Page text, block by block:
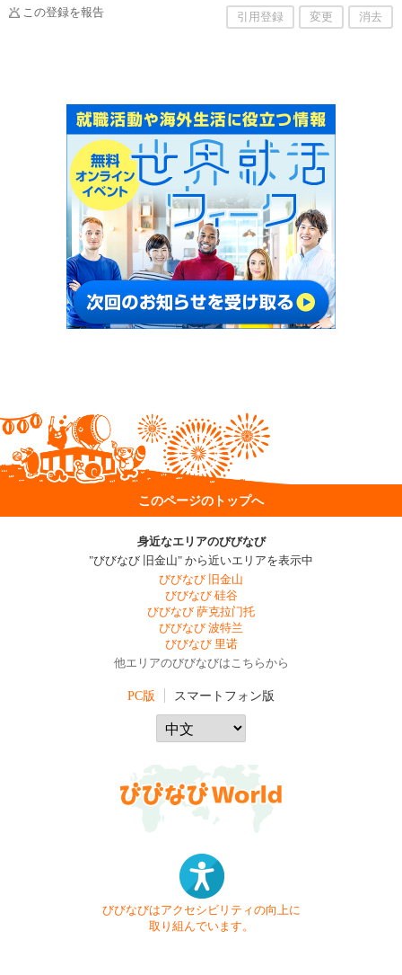
この登録を報告 引用登録 変更 消去
このページのトップへ
身近なエリアのびびなび
"びびなび 旧金山" から近いエリアを表示中
びびなび 旧金山
びびなび 硅谷
びびなび 萨克拉门托
びびなび 波特兰
びびなび 里诺
他エリアのびびなびはこちらから
PC版 スマートフォン版
びびなびはアクセシビリティの向上に
取り組んでいます。